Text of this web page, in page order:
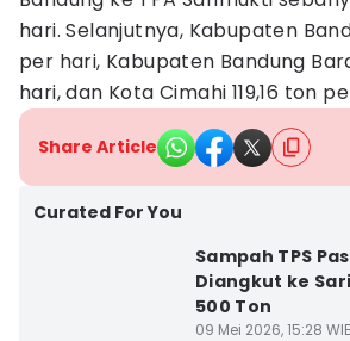
hari. Selanjutnya, Kabupaten
per hari, Kabupaten Bandung
hari, dan Kota Cimahi 119,16 ton
Share Article
Curated For You
Sampah TPS
Diangkut ke
500 Ton
09 Mei 2026, 15:28